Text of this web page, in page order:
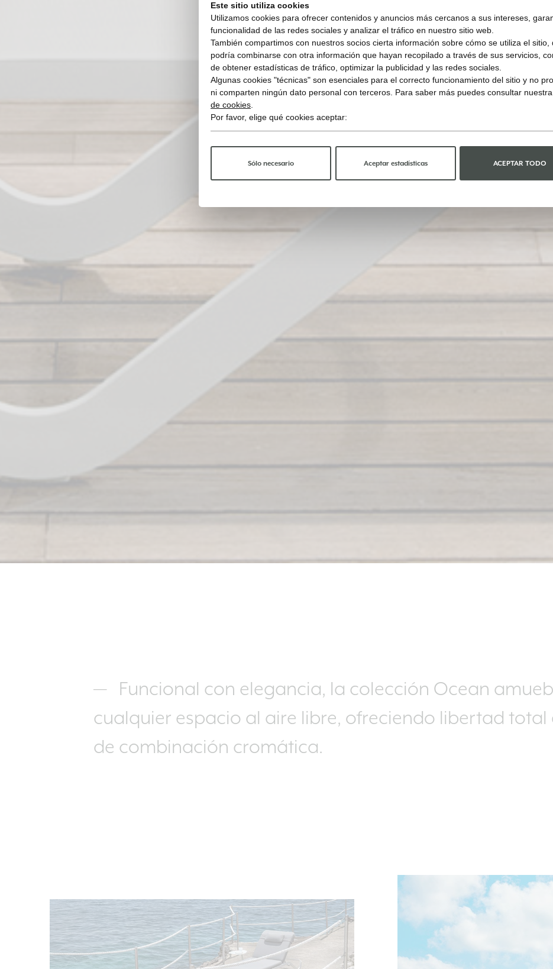
Funcional con elegancia, la colección Ocean
cualquier espacio al aire libre, ofreciendo libertad
de combinación cromática.
Este sitio utiliza cookies
Utilizamos cookies para ofrecer contenidos y anuncios más cercanos a sus intereses,
funcionalidad de las redes sociales y analizar el tráfico en nuestro sitio web.
También compartimos con nuestros socios cierta información sobre cómo se utiliza el sitio,
podría combinarse con otra información que hayan recopilado a través de sus servicios,
de obtener estadísticas de tráfico, optimizar la publicidad y las redes sociales.
Algunas cookies "técnicas" son esenciales para el correcto funcionamiento del sitio y no
ni comparten ningún dato personal con terceros. Para saber más puedes consultar nuestra
de cookies.
Por favor, elige qué cookies aceptar:
Sólo necesario Aceptar estadísticas ACEPTAR TODO